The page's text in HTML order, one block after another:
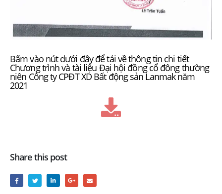
Bấm vào nút dưới đây để tải về thông tin chi tiết
Chương trình và tài liệu Đại hội đồng cổ đông thường
niên Công ty CPĐT XD Bất động sản Lanmak năm
2021
Share this post